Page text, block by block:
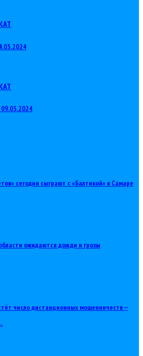
сегодня сыграют с «Балтикой» в Самаре
ожидаются дожди и грозы
число дистанционных мошенничеств —